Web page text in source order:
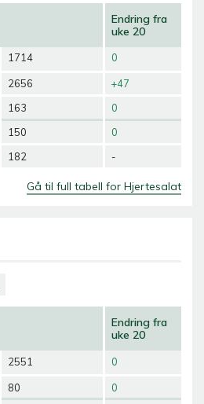
1714
2656
163
150
182
Endring fra
uke 20
0
+47
0
0
-
Gå til full tabell for Hjertesalat
2551
80
Endring fra
uke 20
0
0